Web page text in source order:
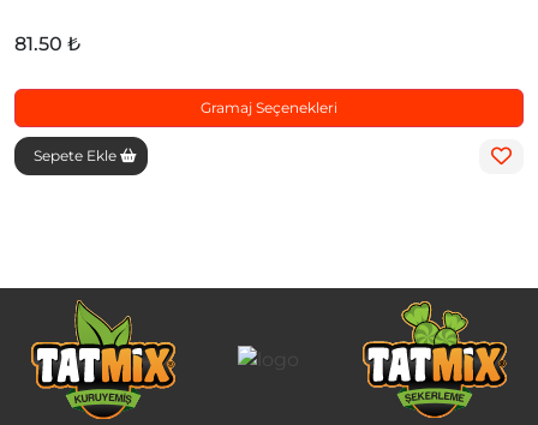
81.50 ₺
Gramaj Seçenekleri
Sepete Ekle